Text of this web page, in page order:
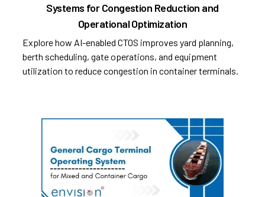
Systems for Congestion Reduction and
Operational Optimization
Explore how AI-enabled CTOS improves yard planning,
berth scheduling, gate operations, and equipment
utilization to reduce congestion in container terminals.